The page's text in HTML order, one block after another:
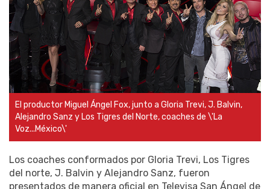
El productor Miguel Ángel Fox, junto a Gloria Trevi, J. Balvin,
Alejandro Sanz y Los Tigres del Norte, coaches de \'La
Voz...México\'
Los coaches conformados por Gloria Trevi, Los Tigres
del norte, J. Balvin y Alejandro Sanz, fueron
presentados de manera oficial en Televisa San Ángel de